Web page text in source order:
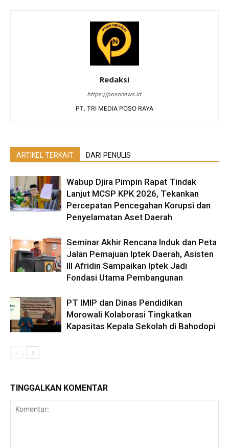
Redaksi
https://posonews.id
PT. TRI MEDIA POSO RAYA
ARTIKEL TERKAIT DARI PENULIS
Wabup Djira Pimpin Rapat Tindak
Lanjut MCSP KPK 2026, Tekankan
Percepatan Pencegahan Korupsi dan
Penyelamatan Aset Daerah
Seminar Akhir Rencana Induk dan Peta
Jalan Pemajuan Iptek Daerah, Asisten
III Afridin Sampaikan Iptek Jadi
Fondasi Utama Pembangunan
PT IMIP dan Dinas Pendidikan
Morowali Kolaborasi Tingkatkan
Kapasitas Kepala Sekolah di Bahodopi
TINGGALKAN KOMENTAR